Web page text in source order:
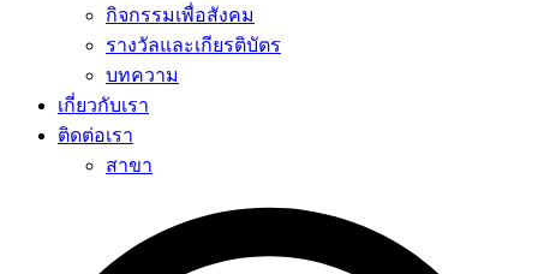
กิจกรรมเพื่อสังคม
รางวัลและเกียรติบัตร
บทความ
เกี่ยวกับเรา
ติดต่อเรา
สาขา